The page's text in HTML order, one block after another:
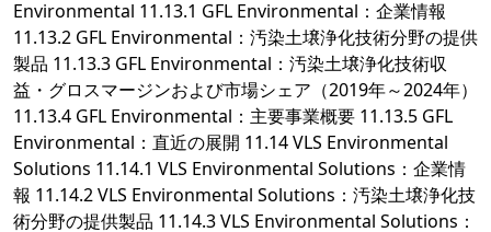
Environmental 11.13.1 GFL Environmental：企業情報
11.13.2 GFL Environmental：汚染土壌浄化技術分野の提供
製品 11.13.3 GFL Environmental：汚染土壌浄化技術収
益・グロスマージンおよび市場シェア（2019年～2024年）
11.13.4 GFL Environmental：主要事業概要 11.13.5 GFL
Environmental：直近の展開 11.14 VLS Environmental
Solutions 11.14.1 VLS Environmental Solutions：企業情
報 11.14.2 VLS Environmental Solutions：汚染土壌浄化技
術分野の提供製品 11.14.3 VLS Environmental Solutions：